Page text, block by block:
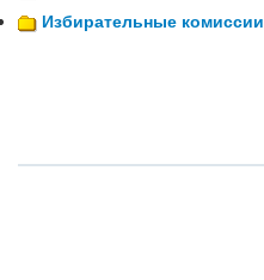
Избирательные комиссии